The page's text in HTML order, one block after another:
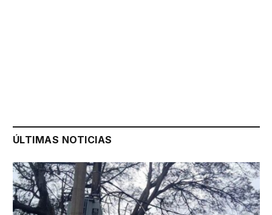
ÚLTIMAS NOTICIAS